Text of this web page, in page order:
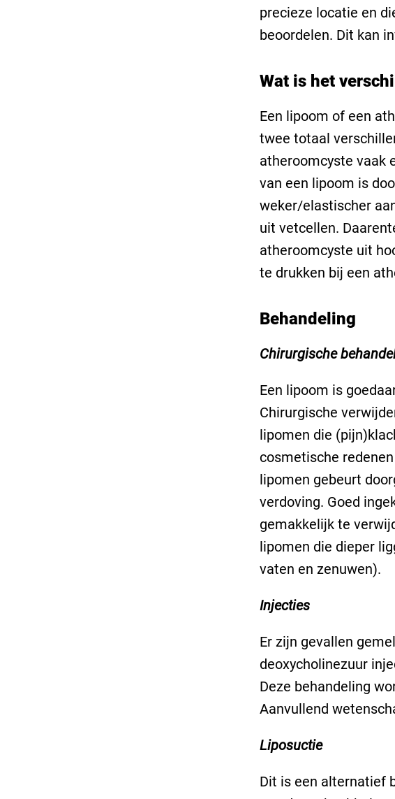
precieze locatie en
beoordelen. Dit kan
Wat is het
Een lipoom of een
twee totaal
atheroomcyste vaak
van een lipoom is
weker/elastischer
uit vetcellen.
atheroomcyste uit
te drukken bij een
Behandeling
Chirurgische
Een lipoom is
Chirurgische
lipomen die
cosmetische
lipomen gebeurt
verdoving. Goed
gemakkelijk te
lipomen die dieper
vaten en zenuwen).
Injecties
Er zijn gevallen
deoxycholinezuur
Deze behandeling
Aanvullend
Liposuctie
Dit is een alternatief